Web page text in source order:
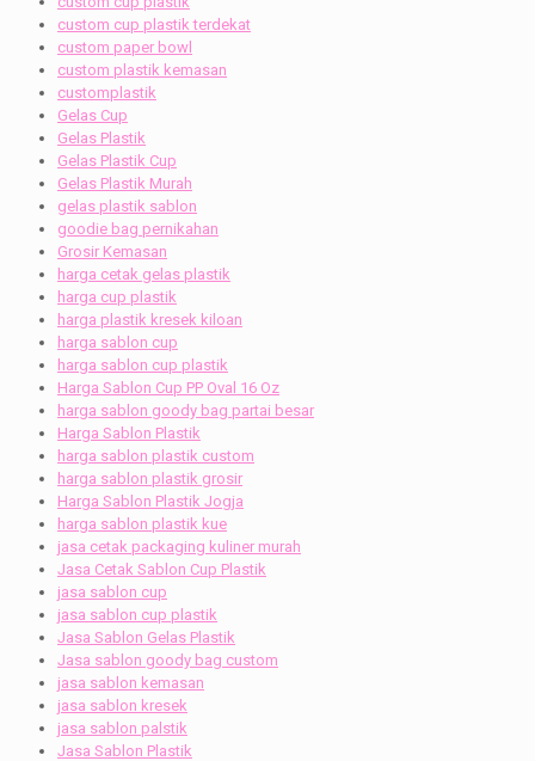
custom cup plastik terdekat
custom paper bowl
custom plastik kemasan
customplastik
Gelas Cup
Gelas Plastik
Gelas Plastik Cup
Gelas Plastik Murah
gelas plastik sablon
goodie bag pernikahan
Grosir Kemasan
harga cetak gelas plastik
harga cup plastik
harga plastik kresek kiloan
harga sablon cup
harga sablon cup plastik
Harga Sablon Cup PP Oval 16 Oz
harga sablon goody bag partai besar
Harga Sablon Plastik
harga sablon plastik custom
harga sablon plastik grosir
Harga Sablon Plastik Jogja
harga sablon plastik kue
jasa cetak packaging kuliner murah
Jasa Cetak Sablon Cup Plastik
jasa sablon cup
jasa sablon cup plastik
Jasa Sablon Gelas Plastik
Jasa sablon goody bag custom
jasa sablon kemasan
jasa sablon kresek
jasa sablon palstik
Jasa Sablon Plastik